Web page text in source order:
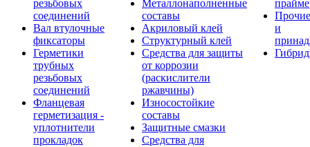
резьбовых
соединений
Вал втулочные
фиксаторы
Герметики
трубных
резьбовых
соединений
Фланцевая
герметизация -
уплотнители
прокладок
Металлонаполненные
составы
Акриловый клей
Структурный клей
Средства для защиты
от коррозии
(раскислители
ржавчины)
Износостойкие
составы
Защитные смазки
Средства для
и